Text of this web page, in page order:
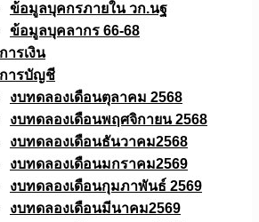
ข้อมูลบุคกรภายใน วก.นฐ
ข้อมูลบุคลากร 66-68
ารเงิน
ารบัญชี
งบทดลองเดือนตุลาคม 2568
งบทดลองเดือนพฤศจิกายน 2568
งบทดลองเดือนธันวาคม2568
งบทดลองเดือนมกราคม2569
งบทดลองเดือนกุมภาพันธ์ 2569
งบทดลองเดือนมีนาคม2569